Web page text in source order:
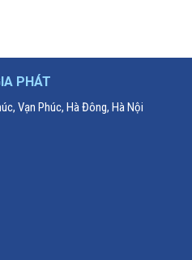
PHÁT
Vạn Phúc, Hà Đông, Hà Nội